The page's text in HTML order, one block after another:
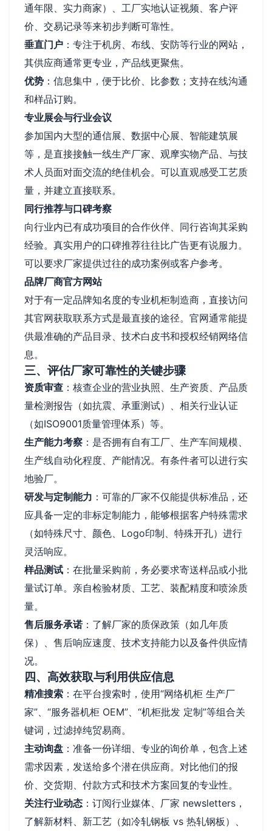
通年限、实力商家）、工厂实地认证视频、客户评
价、交易记录等来初步判断可靠性。
垂直门户 ：专注于机房、布线、安防等行业的网站，
其供应商通常更专业，产品线更聚焦。
优势 ：信息集中，便于比价、比参数；支持在线沟通
和样品订购。
专业展会与行业会议
参加国内大型的通信展、数据中心展、智能建筑展
等，是直接接触一线生产厂家、观摩实物产品、与技
术人员面对面交流的绝佳机会。可以直观感受工艺质
量，并建立直接联系。
同行推荐与口碑考察
向行业内已有成功项目的合作伙伴、同行咨询其采购
经验。真实用户的口碑推荐往往比广告更有说服力。
可以要求厂家提供过往的成功案例或客户参考。
品牌厂商官方网站
对于有一定品牌知名度的专业机柜制造商，直接访问
其官网获取联系方式是最直接的途径。官网通常能提
供最准确的产品目录、技术白皮书和授权经销网络信
息。
三、评估厂家可靠性的关键步骤
资质审查 ：核查企业的营业执照、生产资质、产品质
量检测报告（如抗震、承重测试）、相关行业认证
（如ISO9001质量管理体系）等。
生产能力考察 ：是否拥有自有工厂、生产车间规模、
生产线自动化程度、产能情况。有条件者可以进行实
地验厂。
研发与定制能力 ：可靠的厂家不仅能提供标准品，还
应具备一定的非标定制能力，能够根据客户特殊需求
（如特殊尺寸、颜色、Logo印制、特殊开孔）进行
灵活响应。
样品测试 ：在批量采购前，务必要求寄送样品或小批
量试订单。亲自检验材质、工艺、装配精度和喷涂质
量。
售后服务承诺 ：了解厂家的质保政策（如几年质
保）、售后响应速度、技术支持能力以及备件供应情
况。
四、高效获取与利用供应信息
精准搜索 ：在平台搜索时，使用“网络机柜 生产厂
家”、“服务器机柜 OEM”、“机柜批发 定制”等组合关
键词，过滤掉纯贸易商。
主动询盘 ：准备一份详细、专业的询价单，包含上述
需求因素，发送给多个潜在供应商。对比他们的报
价、交货期、付款方式和技术方案回复的专业性。
关注行业动态 ：订阅行业媒体、厂家 newsletters，
了解新材料、新工艺（如冷轧钢板 vs 热轧钢板）、